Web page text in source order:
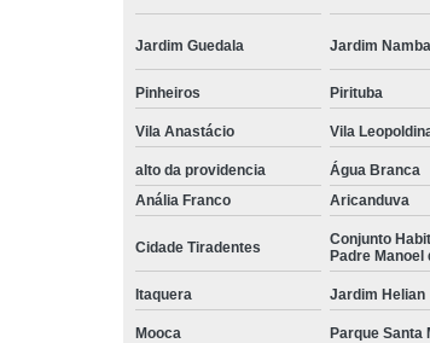
Jardim Guedala Jardim Namba
Pinheiros Pirituba
Vila Anastácio Vila
alto da providencia
Água Branca
Anália Franco
Aricanduva
Cidade Tiradentes
Conjunto
Padre Manoel
Itaquera Jardim Helian
Mooca Parque Santa